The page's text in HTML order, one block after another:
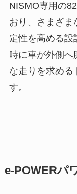
NISMO専用の
おり、さまざま
定性を高める設
時に車が外側へ
な走りを求める
す。
e-POWERパ